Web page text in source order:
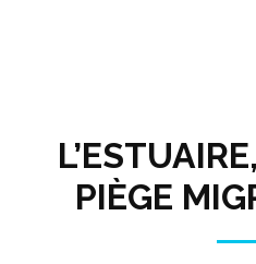
PIÈGE